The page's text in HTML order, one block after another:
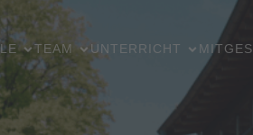
TEAM UNTERRICHT